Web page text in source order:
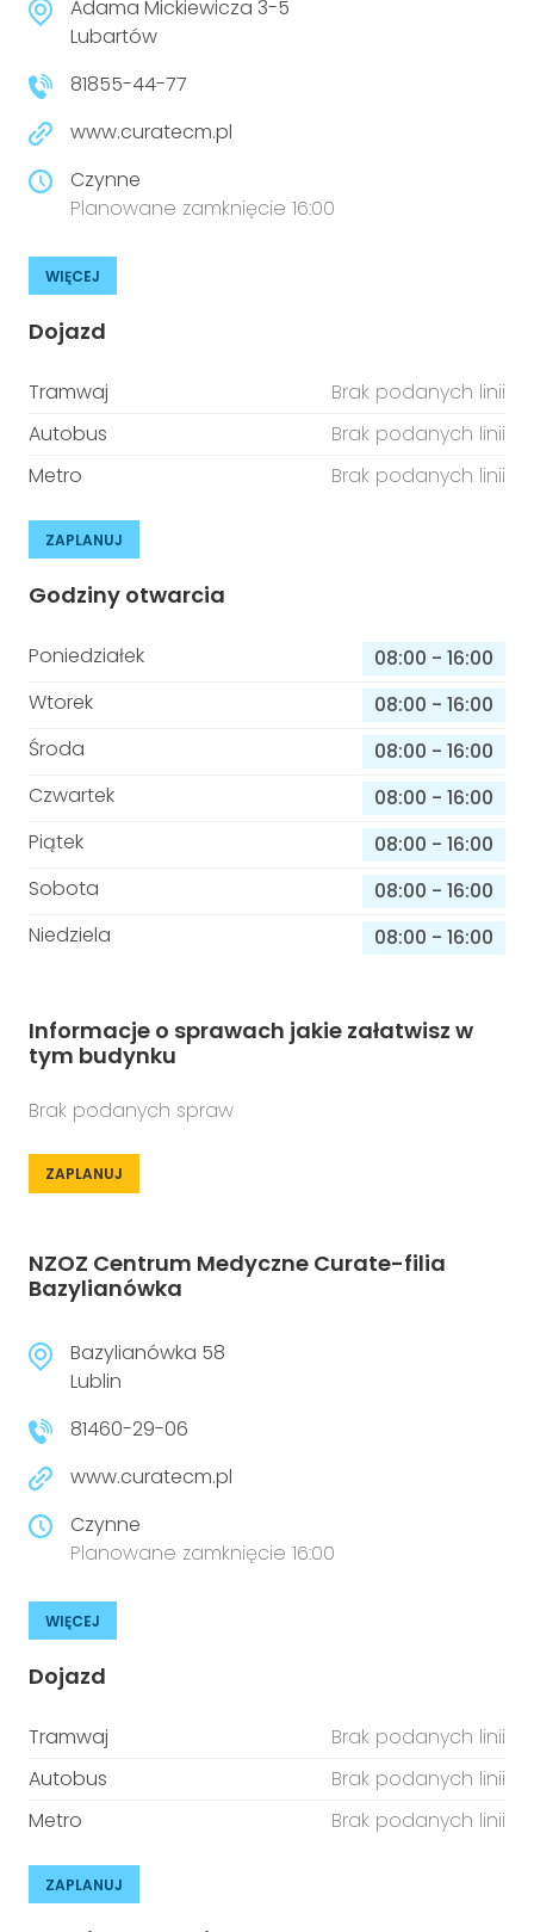
Adama Mickiewicza 3-5
Lubartów
81855-44-77
www.curatecm.pl
Czynne
Planowane zamknięcie 16:00
WIĘCEJ
Dojazd
Tramwaj
Brak podanych linii
Autobus
Brak podanych linii
Metro
Brak podanych linii
ZAPLANUJ
Godziny otwarcia
Poniedziałek 08:00 - 16:00
Wtorek
08:00 - 16:00
Środa
08:00 - 16:00
Czwartek
08:00 - 16:00
Piątek
08:00 - 16:00
Sobota
08:00 - 16:00
Niedziela
08:00 - 16:00
Informacje o sprawach jakie załatwisz w
tym budynku
Brak podanych spraw
ZAPLANUJ
NZOZ Centrum Medyczne Curate-filia
Bazylianówka
Bazylianówka 58
Lublin
81460-29-06
www.curatecm.pl
Czynne
Planowane zamknięcie 16:00
WIĘCEJ
Dojazd
Tramwaj
Brak podanych linii
Autobus
Brak podanych linii
Metro
Brak podanych linii
ZAPLANUJ